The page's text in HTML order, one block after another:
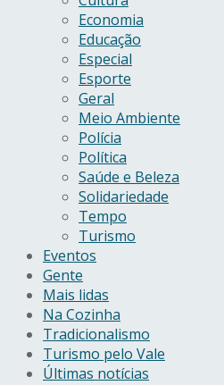
Economia
Educação
Especial
Esporte
Geral
Meio Ambiente
Polícia
Política
Saúde e Beleza
Solidariedade
Tempo
Turismo
Eventos
Gente
Mais lidas
Na Cozinha
Tradicionalismo
Turismo pelo Vale
Últimas notícias